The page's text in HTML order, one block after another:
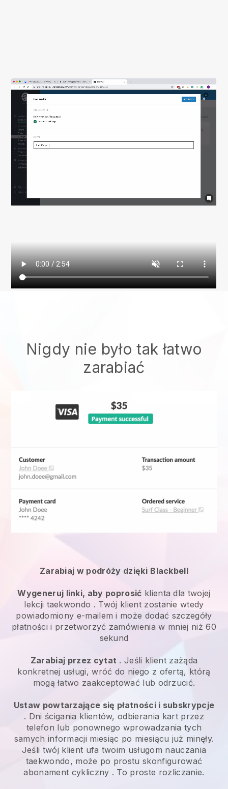
Nigdy nie było tak łatwo
zarabiać
Zarabiaj w podróży dzięki Blackbell
Wygeneruj linki, aby poprosić klientadla twojej
lekcji taekwondo . Twój klient zostanie wtedy
powiadomiony e-mailem i może dodać szczegóły
płatności i przetworzyć zamówienia w mniej niż 60
sekund
Zarabiaj przez cytat . Jeśli klient zażąda
konkretnej usługi, wróć do niego z ofertą, którą
mogą łatwo zaakceptować lub odrzucić.
Ustaw powtarzające się płatności i subskrypcje
. Dni ścigania klientów, odbierania kart przez
telefon lub ponownego wprowadzania tych
samych informacji miesiąc po miesiącu już minęły.
Jeśli twój klient ufa twoim usługom nauczania
taekwondo, może po prostu skonfigurować
abonament cykliczny . To proste rozliczanie.